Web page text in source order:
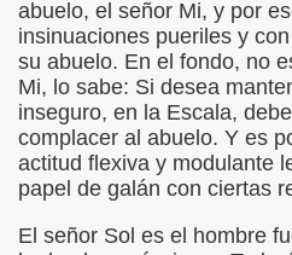
abuelo, el señor Mi, y por
insinuaciones pueriles y
su abuelo. En el fondo, no
Mi, lo sabe: Si desea
inseguro, en la Escala,
complacer al abuelo. Y es
actitud flexiva y modulante
papel de galán con ciertas
El señor Sol es el hombre
(Roberto Enjuto)
Fundamento Y
(Rogelio Muñoz Martínez)